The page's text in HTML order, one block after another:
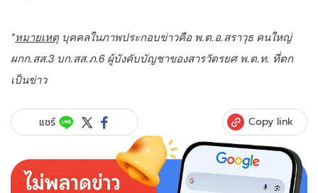
*หมายเหตุ บุคคลในภาพประกอบข่าวคือ พ.ต.อ.สราวุธ คนใหญ่
ผกก.สส.3 บก.สส.ภ.6 ผู้บังคับบัญชาของสารวัตรยศ พ.ต.ท. ที่ตก
เป็นข่าว
แชร์ Copy link